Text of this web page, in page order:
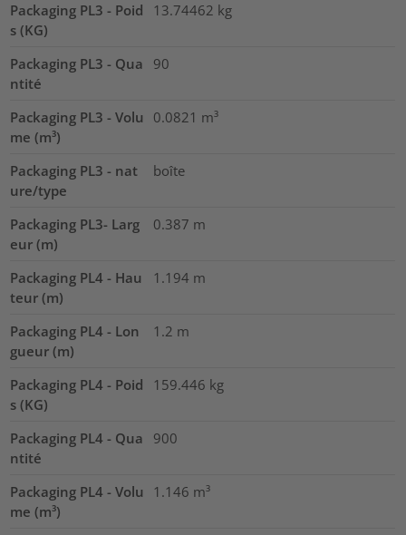
Packaging PL3 - Poid
s (KG)
13.74462 kg
Packaging PL3 - Qua
ntité
90
Packaging PL3 - Volu
me (m³)
0.0821 m³
Packaging PL3 - nat
ure/type
boîte
Packaging PL3- Larg
eur (m)
0.387 m
Packaging PL4 - Hau
teur (m)
1.194 m
Packaging PL4 - Lon
gueur (m)
1.2 m
Packaging PL4 - Poid
s (KG)
159.446 kg
Packaging PL4 - Qua
ntité
900
Packaging PL4 - Volu
me (m³)
1.146 m³